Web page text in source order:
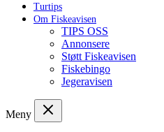
Turtips
Om Fiskeavisen
TIPS OSS
Annonsere
Støtt Fiskeavisen
Fiskebingo
Jegeravisen
Meny